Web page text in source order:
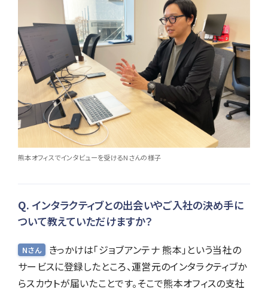
熊本オフィスでインタビューを受けるNさんの様子
インタラクティブとの出会いやご入社の決め手に
ついて教えていただけますか？
Nさん
きっかけは「ジョブアンテナ 熊本」という当社の
サービスに登録したところ、運営元のインタラクティブか
らスカウトが届いたことです。そこで熊本オフィスの支社